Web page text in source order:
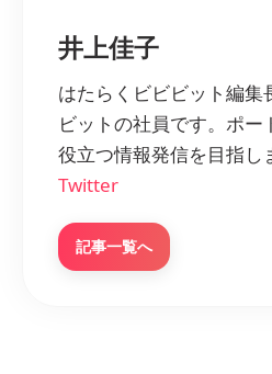
井上佳子
はたらくビビビット編集
ビットの社員です。ポ
役立つ情報発信を目指し
Twitter
記事一覧へ